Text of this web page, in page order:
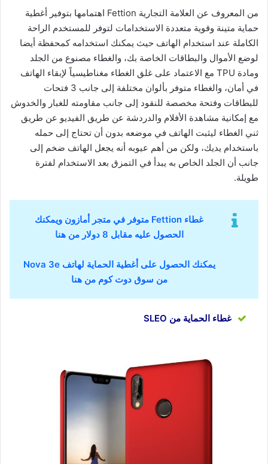
من المعروف عن العلامة التجارية Fettion اهتمامها بتوفير أغطية
حماية متينة وقوية متعددة الاستخدامات لتوفر للمستخدم الراحة
الكاملة عند استخدام الهاتف حيث يمكنك استخدامه كمحفظة أيضا
لوضع الأموال والبطاقات الخاصة بك، والغطاء مصنوع من الجلد
ومادة TPU مع الاعتماد على غلق الغطاء مغناطيسياً لإبقاء الهاتف
في أمان، والغطاء متوفر بألوان مختلفة إلى جانب 3 فتحات
للبطاقات وفتحة مخصصة للنقود إلى جانب مقاومته للغبار والخدوش
مع إمكانية مشاهدة الأفلام والدردشة عن طريق الفيديو عن طريق
ثني الغطاء ليثبت الهاتف في موضعه بدون أن تحتاج إلى حمله
باستخدام يديك، ولكن من أهم عيوبه أنه يجعل الهاتف ضخم إلى
جانب أن الجلد الخاص به يبدأ في التمزق بعد الاستخدام لفترة
طويلة.
غطاء Fettion متوفر في متجر أمازون ويمكنك
الحصول عليه مقابل 8 دولار من هنا
يمكنك الحصول على أغطية الحماية لهاتف Nova 3e
من سوق دوت كوم من هنا
غطاء الحماية من SLEO